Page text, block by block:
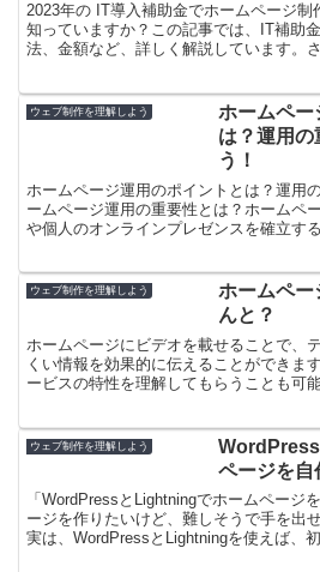
2023年の IT導入補助金でホームページ制
知っていますか？この記事では、IT補助
法、金額など、詳しく解説しています。
ウェブ制作を理解しよう
ホームペー
は？運用の
う！
ホームページ運用のポイントとは？運用
ームページ運用の重要性とは？ホームペ
や個人のオンラインプレゼンスを確立す
ウェブ制作を理解しよう
ホームペー
んと？
ホームページにビデオを載せることで、
くい情報を効果的に伝えることができま
ービスの特性を理解してもらうことも可
ウェブ制作を理解しよう
ページを自
「WordPressとLightningでホームページ
ージを作りたいけど、難しそうで手を出
実は、WordPressとLightningを使えば、